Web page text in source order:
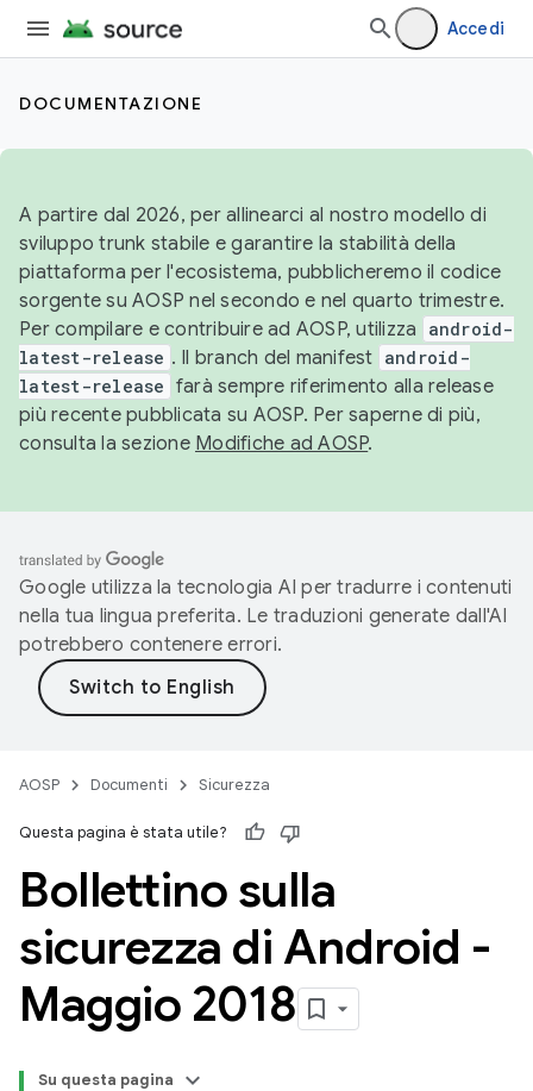
Accedi
DOCUMENTAZIONE
A partire dal 2026, per allinearci al nostro modello di
sviluppo trunk stabile e garantire la stabilità della
piattaforma per l'ecosistema, pubblicheremo il codice
sorgente su AOSP nel secondo e nel quarto trimestre.
Per compilare e contribuire ad AOSP, utilizza
android-
latest-release . Il branch del manifest android-
latest-release farà sempre riferimento alla release
più recente pubblicata su AOSP. Per saperne di più,
consulta la sezione Modifiche ad AOSP.
Google utilizza la tecnologia AI per tradurre i contenuti
nella tua lingua preferita. Le traduzioni generate dall'AI
potrebbero contenere errori.
AOSP Documenti Sicurezza
Questa pagina è stata utile?
Bollettino sulla
sicurezza di Android -
Maggio 2018
Su questa pagina